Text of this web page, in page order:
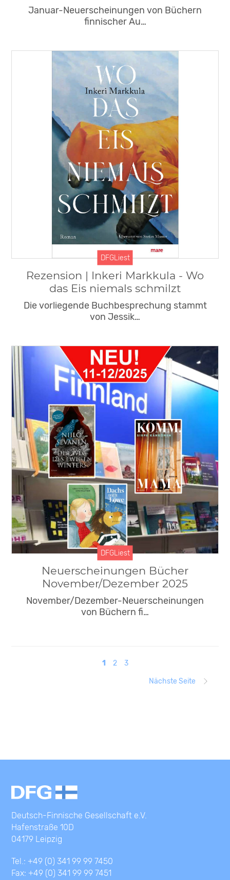
Januar-Neuerscheinungen von Büchern
finnischer Au…
DFGLiest
Rezension | Inkeri Markkula - Wo
das Eis niemals schmilzt
Die vorliegende Buchbesprechung stammt
von Jessik…
DFGLiest
Neuerscheinungen Bücher
November/Dezember 2025
November/Dezember-Neuerscheinungen
von Büchern fi…
1 2 3
Nächste Seite
Deutsch-Finnische Gesellschaft e.V.
Hafenstraße 10D
04179 Leipzig
Tel.: +49 (0) 341 99 99 7450
Fax: +49 (0) 341 99 99 7451